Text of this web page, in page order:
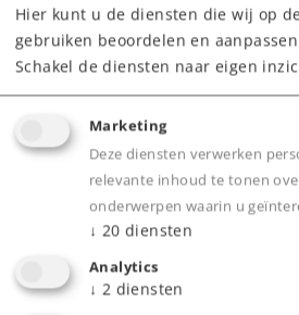
Highlights
Voorbeeldgetrouwe
nauwkeurig gegraveerde
bedding
beproefde middelleider-
Hier kunt u de diensten die wij op
gebruiken beoordelen en
Schakel de diensten naar eigen
Marketing
Deze diensten verwerken
relevante inhoud te tonen
onderwerpen waarin u
↓ 20 diensten
Analytics
↓ 2 diensten